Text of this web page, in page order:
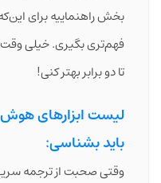
بخش راهنماییه برای
فهم‌تری بگیری. خیلی
تا دو برابر بهتر کنی!
لیست ابزارهای
باید بشناسی:
وقتی صحبت از ترجمه